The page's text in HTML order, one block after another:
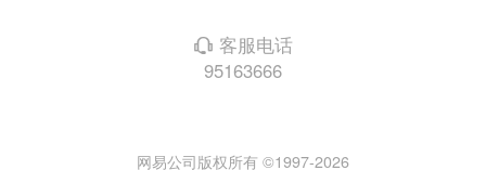
򰀃 客服电话
95163666
网易公司版权所有 ©1997-2026